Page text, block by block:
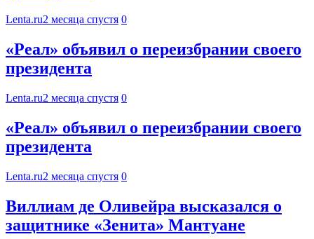
Lenta.ru2 месяца спустя 0
«Реал» объявил о переизбрании своего
президента
Lenta.ru2 месяца спустя 0
«Реал» объявил о переизбрании своего
президента
Lenta.ru2 месяца спустя 0
Виллиам де Оливейра высказался о
защитнике «Зенита» Мантуане